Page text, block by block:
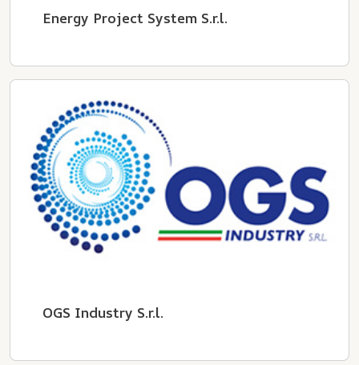
Energy Project System S.r.l.
OGS Industry S.r.l.